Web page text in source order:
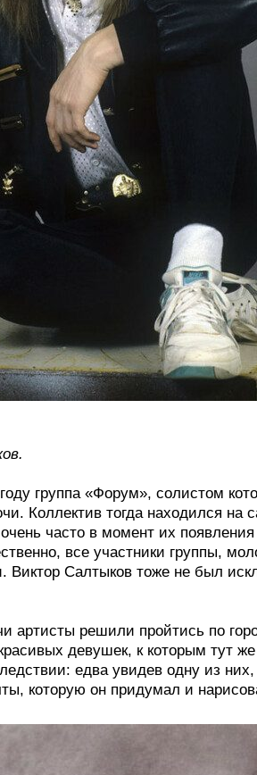
группа «Форум», солистом
Коллектив тогда находился на
часто в момент их
все участники группы,
Виктор Салтыков тоже не был
артисты решили пройтись по
девушек, к которым тут
едва увидев одну из
которую он придумал и